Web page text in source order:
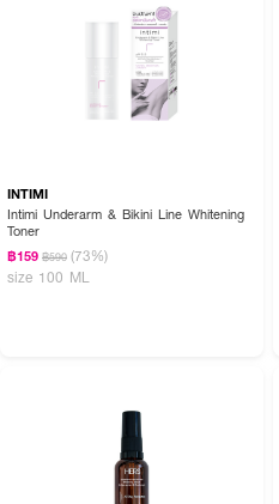
INTIMI
Intimi Underarm & Bikini Line Whitening
Toner
฿159 ฿590 (73%)
size 100 ML